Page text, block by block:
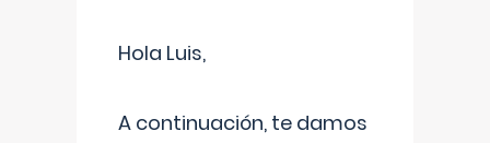
Hola Luis,
A continuación, te damos